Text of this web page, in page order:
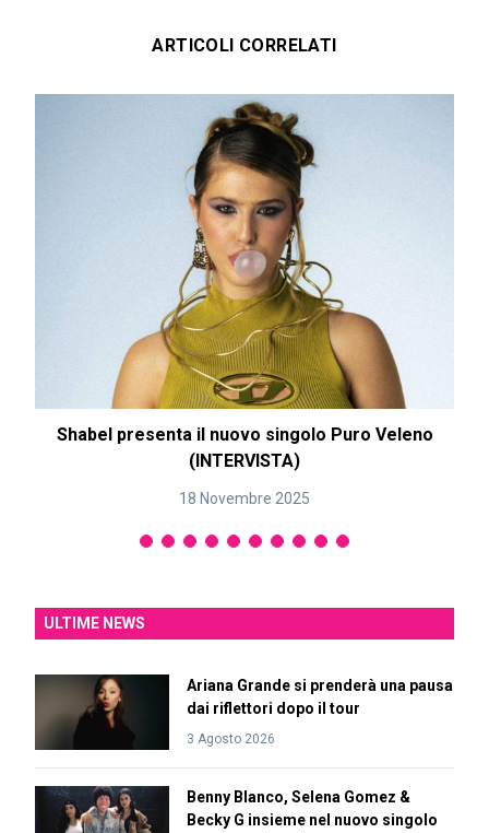
ARTICOLI CORRELATI
Shabel presenta il nuovo singolo Puro Veleno
(INTERVISTA)
18 Novembre 2025
ULTIME NEWS
Ariana Grande si prenderà una pausa
dai riflettori dopo il tour
3 Agosto 2026
Benny Blanco, Selena Gomez &
Becky G insieme nel nuovo singolo